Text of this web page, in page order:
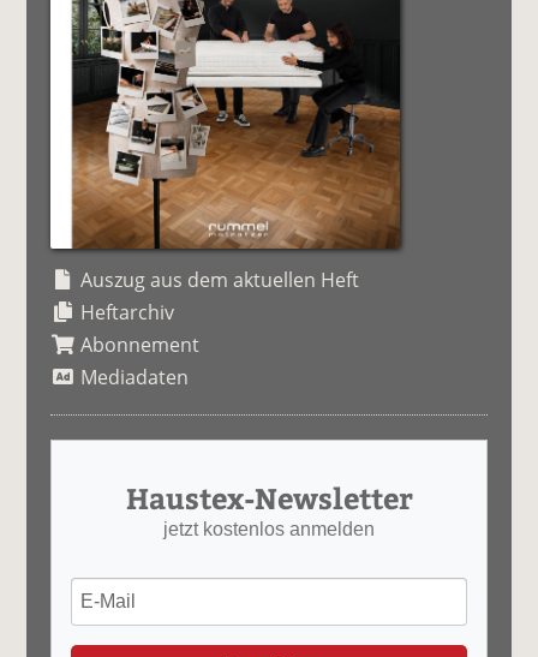
Auszug aus dem aktuellen Heft
Heftarchiv
Abonnement
Mediadaten
Haustex-Newsletter
jetzt kostenlos anmelden